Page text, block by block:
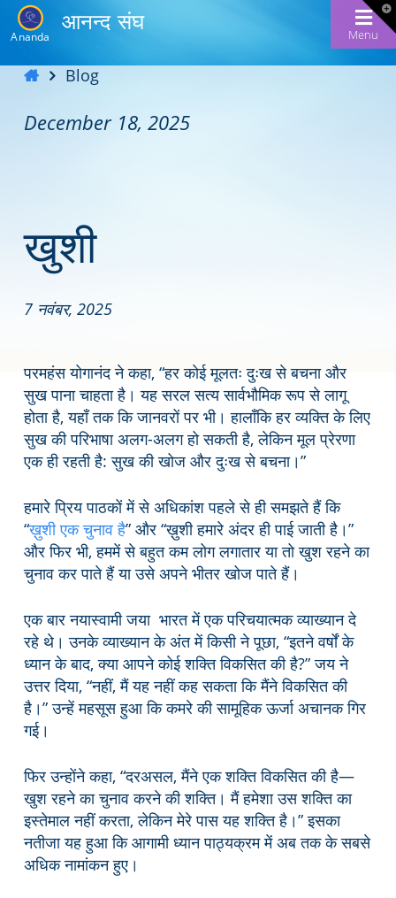
Ananda
आनन्द संघ
Menu
Blog
December 18, 2025
खुशी
7 नवंबर, 2025
परमहंस योगानंद ने कहा, “हर कोई मूलतः दुःख से बचना और
सुख पाना चाहता है। यह सरल सत्य सार्वभौमिक रूप से लागू
होता है, यहाँ तक कि जानवरों पर भी। हालाँकि हर व्यक्ति के लिए
सुख की परिभाषा अलग-अलग हो सकती है, लेकिन मूल प्रेरणा
एक ही रहती है: सुख की खोज और दुःख से बचना।”
हमारे प्रिय पाठकों में से अधिकांश पहले से ही समझते हैं कि
“ख़ुशी एक चुनाव है” और “ख़ुशी हमारे अंदर ही पाई जाती है।”
और फिर भी, हममें से बहुत कम लोग लगातार या तो खुश रहने का
चुनाव कर पाते हैं या उसे अपने भीतर खोज पाते हैं।
एक बार नयास्वामी जया भारत में एक परिचयात्मक व्याख्यान दे
रहे थे। उनके व्याख्यान के अंत में किसी ने पूछा, “इतने वर्षों के
ध्यान के बाद, क्या आपने कोई शक्ति विकसित की है?” जय ने
उत्तर दिया, “नहीं, मैं यह नहीं कह सकता कि मैंने विकसित की
है।” उन्हें महसूस हुआ कि कमरे की सामूहिक ऊर्जा अचानक गिर
गई।
फिर उन्होंने कहा, “दरअसल, मैंने एक शक्ति विकसित की है—
खुश रहने का चुनाव करने की शक्ति। मैं हमेशा उस शक्ति का
इस्तेमाल नहीं करता, लेकिन मेरे पास यह शक्ति है।” इसका
नतीजा यह हुआ कि आगामी ध्यान पाठ्यक्रम में अब तक के सबसे
अधिक नामांकन हुए।